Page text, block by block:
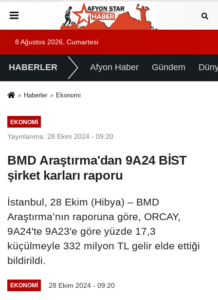
8 Ağustos 2026, Cumartesi
HABERLER Afyon Haber Gündem
Haberler Ekonomi
EKONOMI
Yayınlanma: 28 Ekim 2024 - 09:20
BMD Araştırma'dan 9A24 BİST
şirket karları raporu
İstanbul, 28 Ekim (Hibya) – BMD
Araştırma’nın raporuna göre, ORCAY,
9A24'te 9A23'e göre yüzde 17,3
küçülmeyle 332 milyon TL gelir elde ettiği
bildirildi.
EKONOMI 28 Ekim 2024 - 09:20